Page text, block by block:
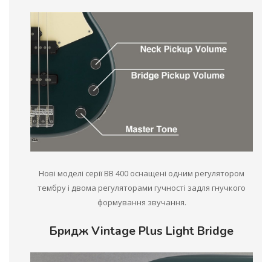
Нові моделі серії BB 400 оснащені одним регулятором
тембру і двома регуляторами гучності задля гнучкого
формування звучання.
Бридж Vintage Plus Light Bridge